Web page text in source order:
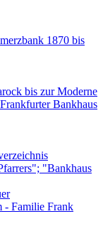
1870 bis
bis zur Moderne
Bankhaus
"Bankhaus
- Familie Frank